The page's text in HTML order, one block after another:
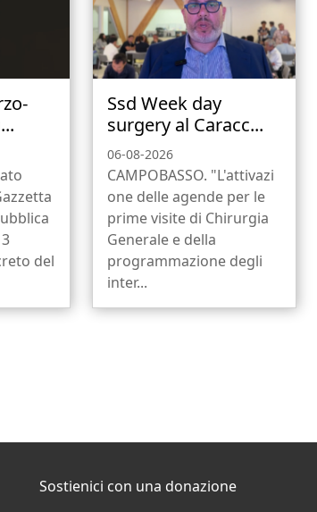
del
Ssd Week day
surgery al Caracc...
06-08-2026
CAMPOBASSO. "L'attivazi
one delle agende per le
prime visite di Chirurgia
Generale e della
programmazione degli
inter...
Sostienici con una donazione